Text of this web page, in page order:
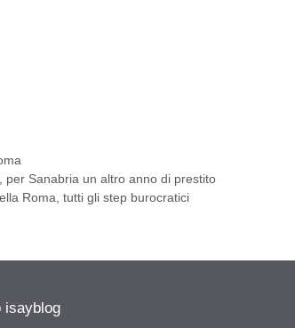
per Sanabria un altro anno di prestito
Roma, tutti gli step burocratici